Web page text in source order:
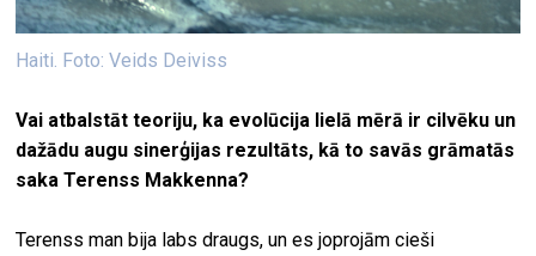
Haiti. Foto: Veids Deiviss
Vai atbalstāt teoriju, ka evolūcija lielā mērā ir cilvēku un
dažādu augu sinerģijas rezultāts, kā to savās grāmatās
saka Terenss Makkenna?
Terenss man bija labs draugs, un es joprojām cieši